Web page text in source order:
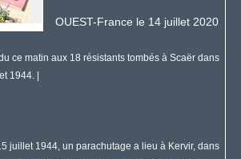
OUEST-France le 14 juillet 2020
ce matin aux 18 résistants tombés à Scaër dans
1944. |
juillet 1944, un parachutage a lieu à Kervir, dans